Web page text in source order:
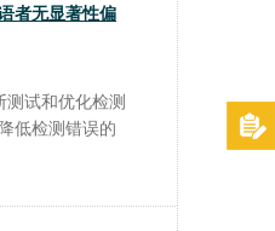
者无显著性偏
试和优化检测
低检测错误的